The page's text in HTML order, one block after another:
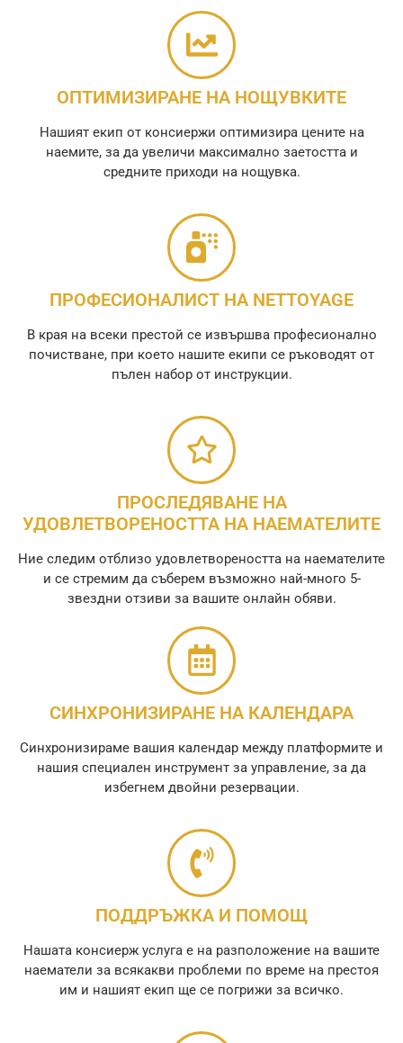
ОПТИМИЗИРАНЕ НА НОЩУВКИТЕ
Нашият екип от консиержи оптимизира цените на
наемите, за да увеличи максимално заетостта и
средните приходи на нощувка.
ПРОФЕСИОНАЛИСТ НА NETTOYAGE
В края на всеки престой се извършва професионално
почистване, при което нашите екипи се ръководят от
пълен набор от инструкции.
ПРОСЛЕДЯВАНЕ НА
УДОВЛЕТВОРЕНОСТТА НА НАЕМАТЕЛИТЕ
Ние следим отблизо удовлетвореността на наемателите
и се стремим да съберем възможно най-много 5-
звездни отзиви за вашите онлайн обяви.
СИНХРОНИЗИРАНЕ НА КАЛЕНДАРА
Синхронизираме вашия календар между платформите и
нашия специален инструмент за управление, за да
избегнем двойни резервации.
ПОДДРЪЖКА И ПОМОЩ
Нашата консиерж услуга е на разположение на вашите
наематели за всякакви проблеми по време на престоя
им и нашият екип ще се погрижи за всичко.